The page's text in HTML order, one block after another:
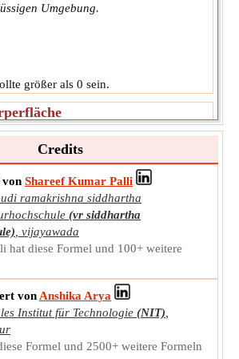
Umgebung.
größer als 0 sein.
ist die zweidimensionale
Objekts durch Projektion
beliebige Ebene parallel zum
größer als 0 sein.
Flüssigkeit
Flüssigkeit ist die Masse des
Körper fließt.
Credits
Shareef Kumar Palli
ramakrishna siddhartha
(vr siddhartha
vijayawada
hat diese Formel und 100+ weitere
von Anshika Arya
Institut für Technologie (NIT)
Formel und 2500+ weitere Formeln